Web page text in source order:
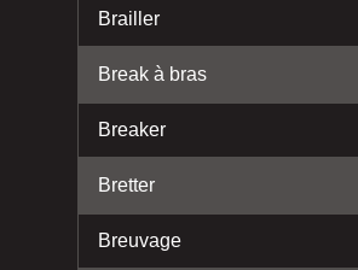
Brailler
Break à bras
Breaker
Bretter
Breuvage